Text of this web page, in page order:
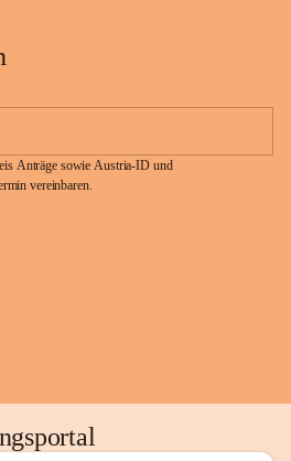
Anträge sowie Austria-ID und
vereinbaren.